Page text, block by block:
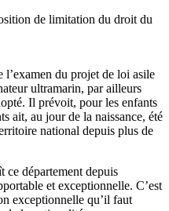
de limitation du droit du
l’examen du projet de loi asile
ultramarin, par ailleurs
Il prévoit, pour les enfants
ait, au jour de la naissance, été
national depuis plus de
ce département depuis
et exceptionnelle. C’est
exceptionnelle qu’il faut